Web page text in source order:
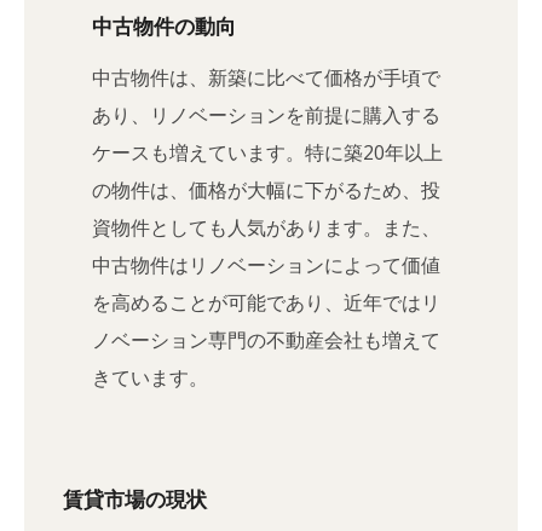
中古物件の動向
中古物件は、新築に比べて価格が手頃で
あり、リノベーションを前提に購入する
ケースも増えています。特に築20年以上
の物件は、価格が大幅に下がるため、投
資物件としても人気があります。また、
中古物件はリノベーションによって価値
を高めることが可能であり、近年ではリ
ノベーション専門の不動産会社も増えて
きています。
賃貸市場の現状